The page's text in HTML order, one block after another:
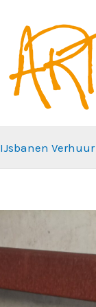
IJsbanen Verhuur